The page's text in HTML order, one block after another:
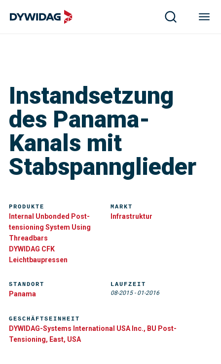
Instandsetzung
des Panama-
Kanals mit
Stabspannglieder
PRODUKTE
Internal Unbonded Post-
tensioning System Using
Threadbars
DYWIDAG CFK
Leichtbaupressen
MARKT
Infrastruktur
GESCHÄFTSEINHEIT
DYWIDAG-Systems International USA Inc., BU Post-
Tensioning, East, USA
STANDORT
Panama
LAUFZEIT
08-2015- 01-2016